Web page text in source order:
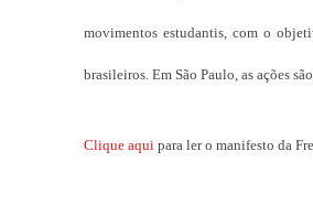
movimentos estudantis, com o
brasileiros. Em São Paulo, as ações
Clique aqui para ler o manifesto da